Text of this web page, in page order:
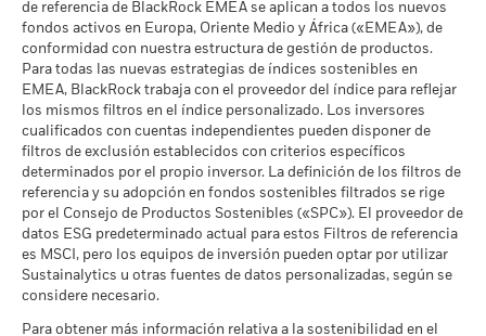
La rentabilidad se muestra tomando como base el Valor
Liquidativo (VL), con reinversión de los ingresos brutos
cuando corresponda. La rentabilidad de su inversión puede
aumentar o disminuir como resultado de las fluctuaciones del
valor de las divisas si su inversión se realiza en una divisa
distinta de la utilizada para el cálculo de la rentabilidad
pasada. Fuente: Blackrock
Cobertura de Implicación
Empresarial
a 30 jun 2026
47,48%
Porcentaje del Fondo no
cubierto
a 30 jun 2026
52,55%
Las exposiciones a Implicación Empresarial de BlackRock
indicadas anteriormente para Carbón Térmico y Arenas
Bituminosas se calculan y notifican para aquellas empresas
en las que más de un 5 % de sus ingresos proceden de la
explotación de carbón térmico o arenas bituminosas de
acuerdo con lo definido por MSCI ESG Research. Para la
exposición a empresas que generen cualquier ingreso de la
de referencia de BlackRock EMEA se aplican a todos los nuevos
fondos activos en Europa, Oriente Medio y África («EMEA»), de
conformidad con nuestra estructura de gestión de productos.
Para todas las nuevas estrategias de índices sostenibles en
EMEA, BlackRock trabaja con el proveedor del índice para reflejar
los mismos filtros en el índice personalizado. Los inversores
cualificados con cuentas independientes pueden disponer de
filtros de exclusión establecidos con criterios específicos
determinados por el propio inversor. La definición de los filtros de
referencia y su adopción en fondos sostenibles filtrados se rige
por el Consejo de Productos Sostenibles («SPC»). El proveedor de
datos ESG predeterminado actual para estos Filtros de referencia
es MSCI, pero los equipos de inversión pueden optar por utilizar
Sustainalytics u otras fuentes de datos personalizadas, según se
considere necesario.
Para obtener más información relativa a la sostenibilidad en el